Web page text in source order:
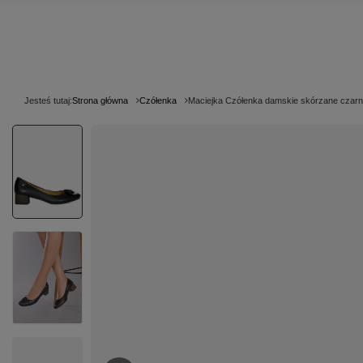
Jesteś tutaj:Strona główna Czółenka Maciejka Czółenka damskie skórzane